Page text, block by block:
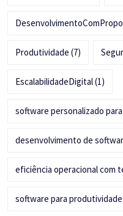
Produtividade (7)
EscalabilidadeDigital(1)
software personalizado
desenvolvimento de
eficiência operacional com
software para produtividade